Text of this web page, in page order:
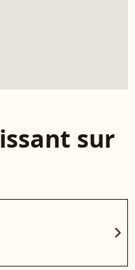
sur
chevron_right